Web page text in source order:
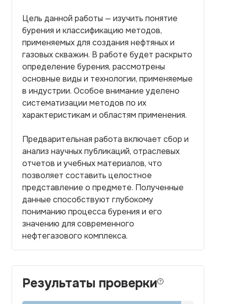
Цель данной работы — изучить понятие
бурения и классификацию методов,
применяемых для создания нефтяных и
газовых скважин. В работе будет раскрыто
определение бурения, рассмотрены
основные виды и технологии, применяемые
в индустрии. Особое внимание уделено
систематизации методов по их
характеристикам и областям применения.
Предварительная работа включает сбор и
анализ научных публикаций, отраслевых
отчетов и учебных материалов, что
позволяет составить целостное
представление о предмете. Полученные
данные способствуют глубокому
пониманию процесса бурения и его
значению для современного
нефтегазового комплекса.
Результаты проверки